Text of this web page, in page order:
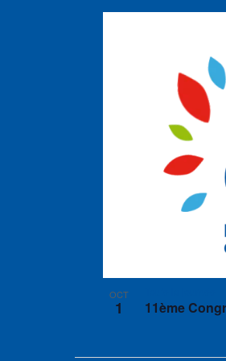
OCT
1 11ème